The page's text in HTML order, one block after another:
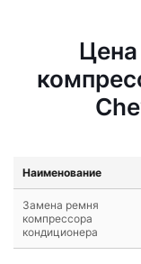
Наименование
Замена ремня
компрессора
кондиционера